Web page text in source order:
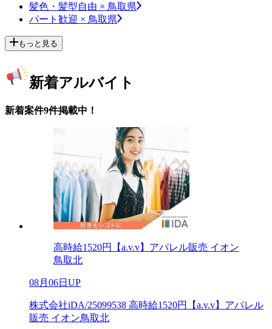
髪色・髪型自由 × 鳥取県
パート歓迎 × 鳥取県
もっと見る
新着アルバイト
新着案件9件掲載中！
高時給1520円【a.v.v】アパレル販売 イオン
鳥取北
08月06日UP
株式会社iDA/25099538 高時給1520円【a.v.v】アパレル
販売 イオン鳥取北